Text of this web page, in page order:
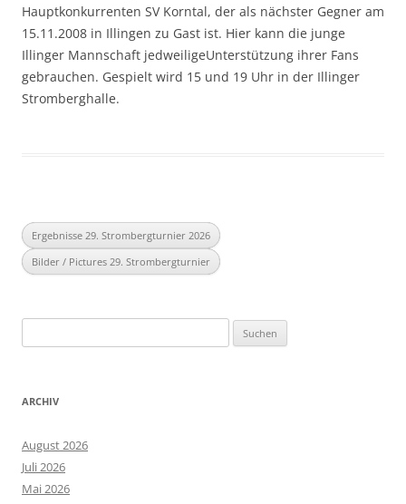
Hauptkonkurrenten SV Korntal, der als nächster Gegner am
15.11.2008 in Illingen zu Gast ist. Hier kann die junge
Illinger Mannschaft jedweiligeUnterstützung ihrer Fans
gebrauchen. Gespielt wird 15 und 19 Uhr in der Illinger
Stromberghalle.
Ergebnisse 29. Strombergturnier 2026
Bilder / Pictures 29. Strombergturnier
nach:
ARCHIV
August 2026
Juli 2026
Mai 2026